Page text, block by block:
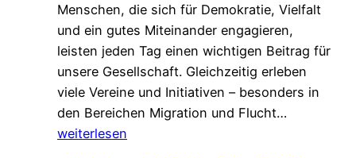
e
a
l
k
t
,
d
i
e
d
h
e
n
V
e
r
Menschen, die sich für Demokratie, Vielfalt
und ein gutes Miteinander engagieren,
leisten jeden Tag einen wichtigen Beitrag für
unsere Gesellschaft. Gleichzeitig erleben
viele Vereine und Initiativen – besonders in
den Bereichen Migration und Flucht…
weiterlesen